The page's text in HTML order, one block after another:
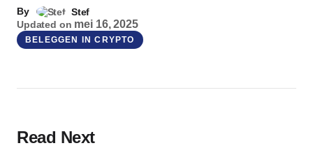
By
Stef
Updated on mei 16, 2025
BELEGGEN IN CRYPTO
Read Next